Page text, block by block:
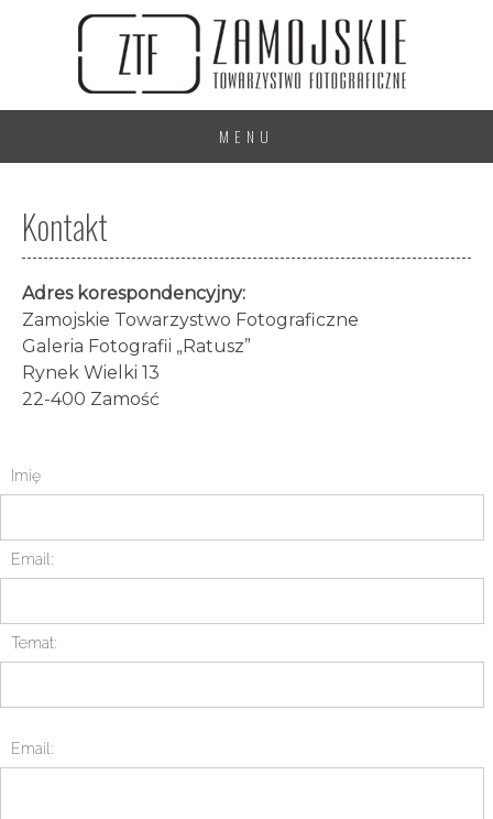
MENU
Kontakt
Adres korespondencyjny:
Zamojskie Towarzystwo Fotograficzne
Galeria Fotografii „Ratusz”
Rynek Wielki 13
22-400 Zamość